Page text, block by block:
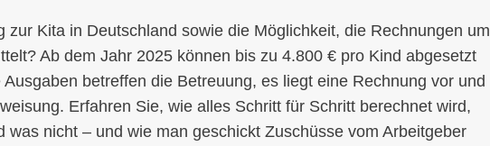
zur Kita in Deutschland sowie die Möglichkeit, die Rechnungen um
Ab dem Jahr 2025 können bis zu 4.800 € pro Kind abgesetzt
betreffen die Betreuung, es liegt eine Rechnung vor und
Erfahren Sie, wie alles Schritt für Schritt berechnet wird,
was nicht – und wie man geschickt Zuschüsse vom Arbeitgeber